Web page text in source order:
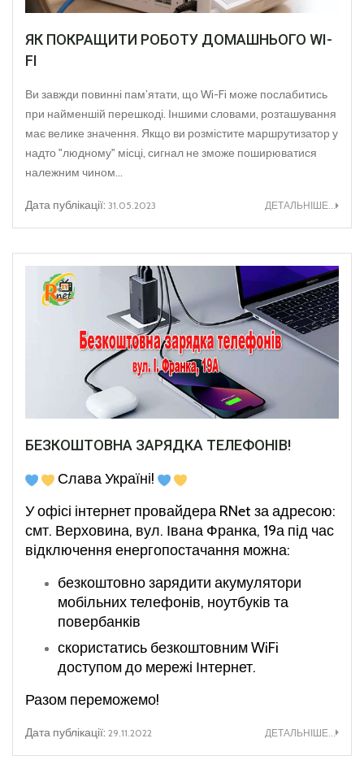
ЯК ПОКРАЩИТИ РОБОТУ ДОМАШНЬОГО WI-
FI
Ви завжди повинні пам’ятати, що Wi-Fi може послабитись
при найменшій перешкоді. Іншими словами, розташування
має велике значення. Якщо ви розмістите маршрутизатор у
надто "людному" місці, сигнал не зможе поширюватися
належним чином...
Дата публікації: 31.05.2023 ДЕТАЛЬНІШЕ...
БЕЗКОШТОВНА ЗАРЯДКА ТЕЛЕФОНІВ!
Слава Україні!
У офісі інтернет провайдера RNet за адресою:
смт. Верховина, вул. Івана Франка, 19а під час
відключення енергопостачання можна:
безкоштовно зарядити акумулятори
мобільних телефонів, ноутбуків та
повербанків
скористатись безкоштовним WiFi
доступом до мережі Інтернет.
Разом переможемо!
Дата публікації: 29.11.2022 ДЕТАЛЬНІШЕ...